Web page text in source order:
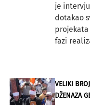
je
dotakao
projekata
fazi
VELIKI
DŽENAZA